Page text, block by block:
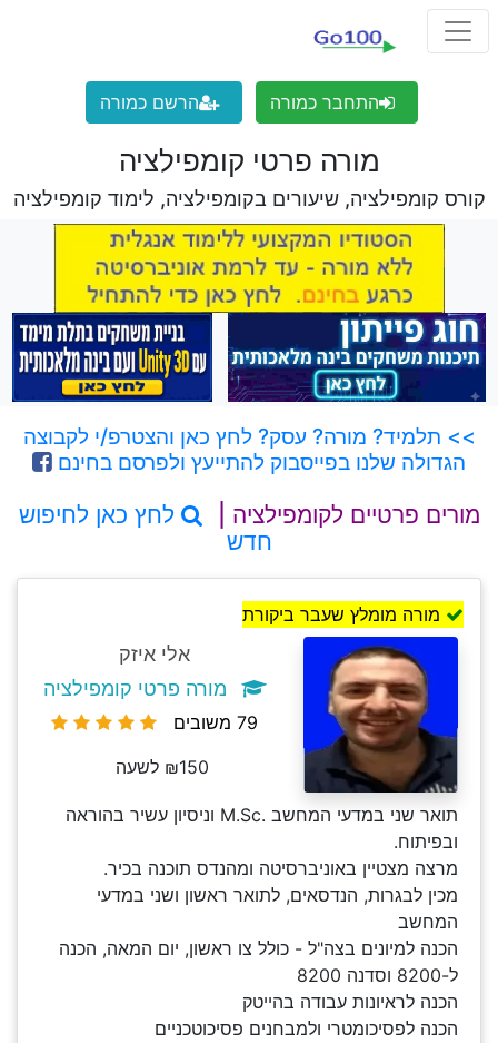
התחבר כמורה הרשם כמורה
מורה פרטי קומפילציה
קורס קומפילציה, שיעורים בקומפילציה, לימוד קומפילציה
>> תלמיד? מורה? עסק? לחץ כאן והצטרפ/י לקבוצה
הגדולה שלנו בפייסבוק להתייעץ ולפרסם בחינם
מורים פרטיים לקומפילציה |
לחץ כאן לחיפוש
חדש
מורה מומלץ שעבר ביקורת
אלי איזק
מורה פרטי קומפילציה
79 משובים
₪150 לשעה
תואר שני במדעי המחשב .M.Sc וניסיון עשיר בהוראה
ובפיתוח.
מרצה מצטיין באוניברסיטה ומהנדס תוכנה בכיר.
מכין לבגרות, הנדסאים, לתואר ראשון ושני במדעי
המחשב
הכנה למיונים בצה"ל - כולל צו ראשון, יום המאה, הכנה
ל-8200 וסדנה 8200
הכנה לראיונות עבודה בהייטק
הכנה לפסיכומטרי ולמבחנים פסיכוטכניים